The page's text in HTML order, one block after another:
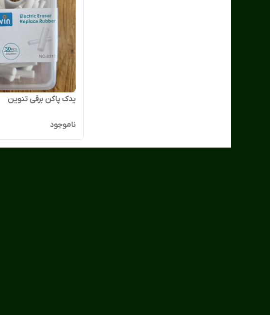
یدک پاکن برقی تنوین
ناموجود